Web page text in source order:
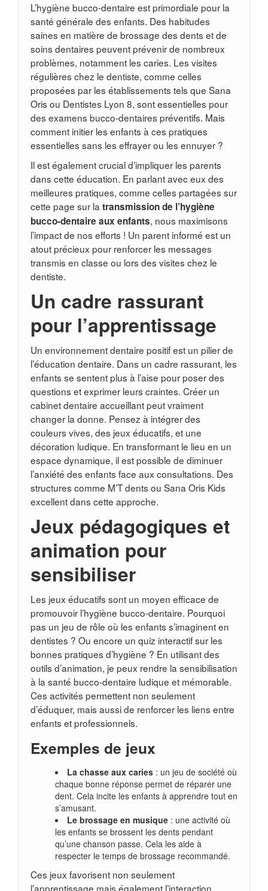
L’hygiène bucco-dentaire est primordiale pour la
santé générale des enfants. Des habitudes
saines en matière de brossage des dents et de
soins dentaires peuvent prévenir de nombreux
problèmes, notamment les caries. Les visites
régulières chez le dentiste, comme celles
proposées par les établissements tels que Sana
Oris ou Dentistes Lyon 8, sont essentielles pour
des examens bucco-dentaires préventifs. Mais
comment initier les enfants à ces pratiques
essentielles sans les effrayer ou les ennuyer ?
Il est également crucial d’impliquer les parents
dans cette éducation. En parlant avec eux des
meilleures pratiques, comme celles partagées sur
cette page sur la transmission de l’hygiène
bucco-dentaire aux enfants, nous maximisons
l’impact de nos efforts ! Un parent informé est un
atout précieux pour renforcer les messages
transmis en classe ou lors des visites chez le
dentiste.
Un cadre rassurant
pour l’apprentissage
Un environnement dentaire positif est un pilier de
l’éducation dentaire. Dans un cadre rassurant, les
enfants se sentent plus à l’aise pour poser des
questions et exprimer leurs craintes. Créer un
cabinet dentaire accueillant peut vraiment
changer la donne. Pensez à intégrer des
couleurs vives, des jeux éducatifs, et une
décoration ludique. En transformant le lieu en un
espace dynamique, il est possible de diminuer
l’anxiété des enfants face aux consultations. Des
structures comme M’T dents ou Sana Oris Kids
excellent dans cette approche.
Jeux pédagogiques et
animation pour
sensibiliser
Les jeux éducatifs sont un moyen efficace de
promouvoir l’hygiène bucco-dentaire. Pourquoi
pas un jeu de rôle où les enfants s’imaginent en
dentistes ? Ou encore un quiz interactif sur les
bonnes pratiques d’hygiène ? En utilisant des
outils d’animation, je peux rendre la sensibilisation
à la santé bucco-dentaire ludique et mémorable.
Ces activités permettent non seulement
d’éduquer, mais aussi de renforcer les liens entre
enfants et professionnels.
Exemples de jeux
La chasse aux caries: un jeu de société où
chaque bonne réponse permet de réparer une
dent. Cela incite les enfants à apprendre tout en
s’amusant.
Le brossage en musique: une activité où
les enfants se brossent les dents pendant
qu’une chanson passe. Cela les aide à
respecter le temps de brossage recommandé.
Ces jeux favorisent non seulement
l’apprentissage mais également l’interaction